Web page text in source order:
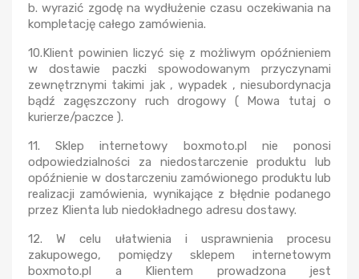
b. wyrazić zgodę na wydłużenie czasu oczekiwania na
kompletację całego zamówienia.
10.Klient powinien liczyć się z możliwym opóźnieniem
w dostawie paczki spowodowanym przyczynami
zewnętrznymi takimi jak , wypadek , niesubordynacja
bądź zagęszczony ruch drogowy ( Mowa tutaj o
kurierze/paczce ).
11. Sklep internetowy boxmoto.pl nie ponosi
odpowiedzialności za niedostarczenie produktu lub
opóźnienie w dostarczeniu zamówionego produktu lub
realizacji zamówienia, wynikające z błędnie podanego
przez Klienta lub niedokładnego adresu dostawy.
12. W celu ułatwienia i usprawnienia procesu
zakupowego, pomiędzy sklepem internetowym
boxmoto.pl a Klientem prowadzona jest